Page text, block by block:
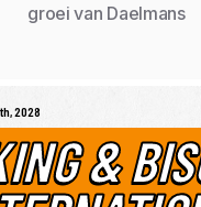
2028
&
groei van Daelmans